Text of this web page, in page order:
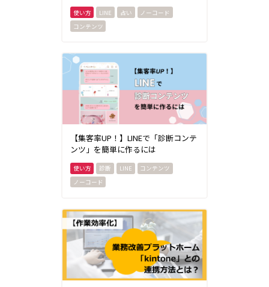
LINE 占い
ノーコード
コンテンツ
【集客率UP！】LINEで「診断コンテ
ンツ」を簡単に作るには
診断 LINE
コンテンツ
ノーコード